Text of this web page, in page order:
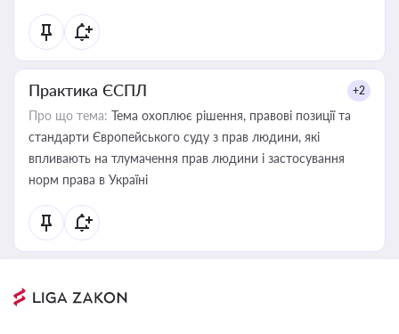
Практика ЄСПЛ +2
Про що тема: Тема охоплює рішення, правові позиції та
стандарти Європейського суду з прав людини, які
впливають на тлумачення прав людини і застосування
норм права в Україні